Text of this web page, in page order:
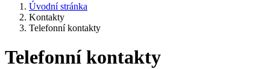
Úvodní stránka
Kontakty
Telefonní kontakty
Telefonní kontakty